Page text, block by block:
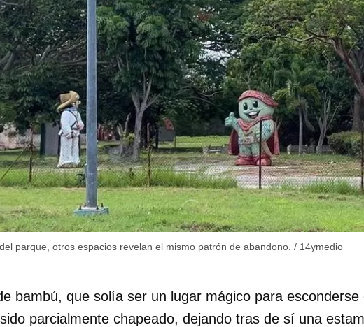
parque, otros espacios revelan el mismo patrón de abandono. / 14ymedio
bambú, que solía ser un lugar mágico para esconderse
parcialmente chapeado, dejando tras de sí una